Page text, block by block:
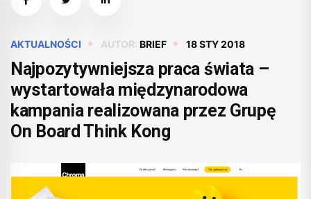
AKTUALNOŚCI AUTOR: BRIEF 18 STY 2018
Najpozytywniejsza praca świata –
wystartowała międzynarodowa
kampania realizowana przez Grupę
On Board Think Kong